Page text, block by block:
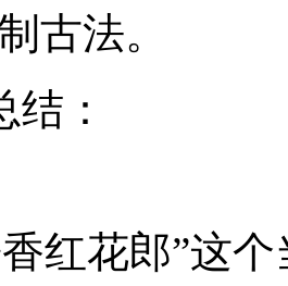
古法。
：
红花郎”这